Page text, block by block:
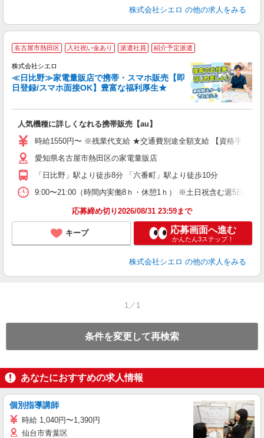
株式会社シエロ の他の求人をみる
名古屋市熱田区 入社祝い金あり 派遣社員 紹介予定派遣
株式会社シエロ
≪日比野≫家電量販店で携帯・スマホ販売【即
日登録/スマホ面接OK】豊富な福利厚生★
人気機種に詳しくなれる携帯販売【au】
時給1550円〜 ※残業代支給 ★交通費別途全額支給 【資格手当制
愛知県名古屋市熱田区の家電量販店
「日比野」駅より徒歩8分 「六番町」駅より徒歩10分
9:00〜21:00（時間内実働8ｈ・休憩1ｈ） ※土日祝含む週5日勤務
応募締め切り2026/08/31 23:59まで
キープ 応募画面へ進む
かんたん3ステップ！
株式会社シエロ の他の求人をみる
1／1
条件を変更して再検索
あなたにおすすめの求人情報
個別指導講師
時給 1,040円〜1,390円
仙台市青葉区